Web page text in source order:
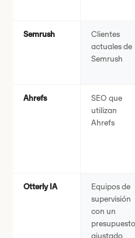
Semrush
Clientes
actuales de
Semrush
Ahrefs
SEO que
utilizan
Ahrefs
Otterly IA
Equipos de
supervisión
con un
presupuesto